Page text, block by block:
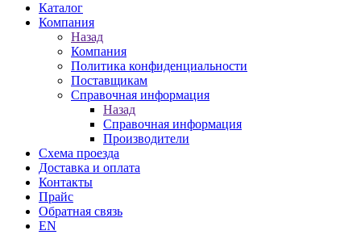
Каталог
Компания
Назад
Компания
Политика конфиденциальности
Поставщикам
Справочная информация
Назад
Справочная информация
Производители
Схема проезда
Доставка и оплата
Контакты
Прайс
Обратная связь
EN